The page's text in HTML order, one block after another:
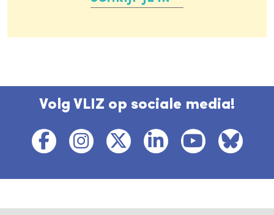
Volg VLIZ op sociale media!